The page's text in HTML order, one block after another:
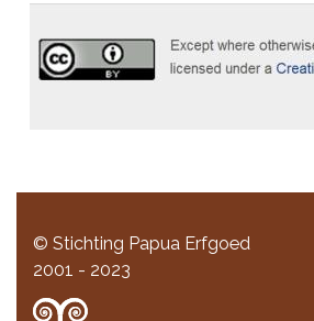
© Stichting Papua Erfgoed
2001 - 2023